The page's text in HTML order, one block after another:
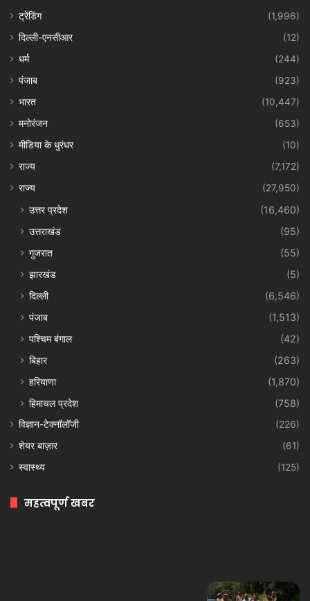
ट्रेंडिंग
(1,996)
दिल्ली-एनसीआर
(12)
धर्म
(244)
पंजाब
(923)
भारत
(10,447)
मनोरंजन
(653)
मीडिया के धुरंधर
(10)
राज्य
(7,172)
राज्य
(27,950)
उत्तर प्रदेश
(16,460)
उत्तराखंड
(95)
गुजरात
(55)
झारखंड
(5)
दिल्ली
(6,546)
पंजाब
(1,513)
पश्चिम बंगाल
(42)
बिहार
(263)
हरियाणा
(1,870)
हिमाचल प्रदेश
(758)
विज्ञान-टेक्नॉलॉजी
(226)
शेयर बाज़ार
(61)
स्वास्थ्य
(125)
महत्वपूर्ण खबर